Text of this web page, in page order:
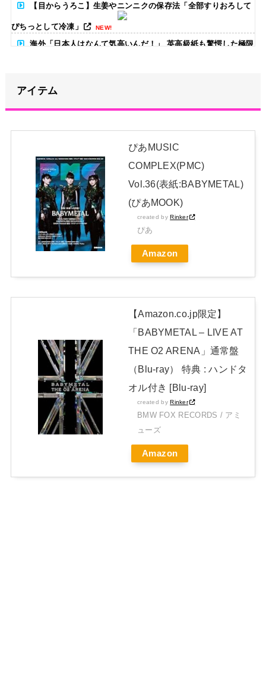
【目からうろこ】生姜やニンニクの保存法「全部すりおろして
ぴちっとして冷凍」 NEW!
海外「日本人はなんて気高いんだ！」 英高級紙も驚愕した極限
【画像】女子バレー選手、ケツがデカすぎ警報ｗ NEW!
日向坂46・18thシングル発売決定！
日本独自企画・限定生産盤「METAL FORTH (DELUXE
JAPAN EDITION)」着弾
【BABYMETAL】METAL FORTH DELUXE JAPAN EDITION
開封レビュー!
アイテム
ぴあMUSIC
COMPLEX(PMC)
Vol.36(表紙:BABYMETAL)
(ぴあMOOK)
created byRinker
ぴあ
Amazon
【Amazon.co.jp限定】
「BABYMETAL – LIVE AT
THE O2 ARENA」通常盤
（Blu-ray） 特典 : ハンドタ
オル付き [Blu-ray]
created byRinker
BMW FOX RECORDS / アミ
ューズ
Amazon